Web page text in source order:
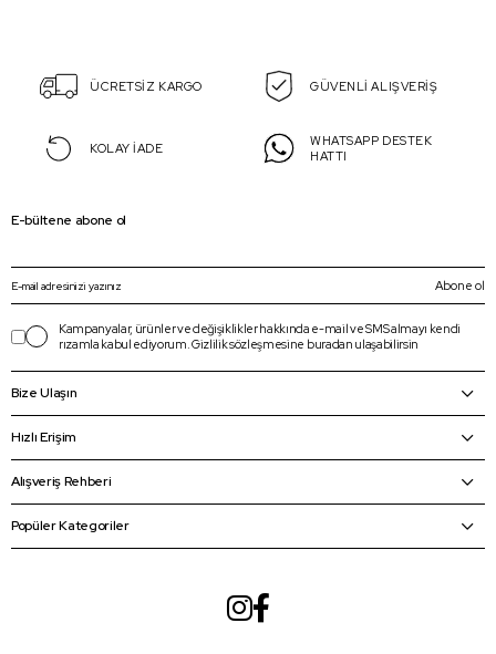
ÜCRETSİZ KARGO GÜVENLİ ALIŞVERİŞ
KOLAY İADE
WHATSAPP DESTEK
HATTI
E-bültene abone ol
Abone ol
Kampanyalar, ürünler ve değişiklikler hakkında e-mail ve SMS almayı kendi
rızamla kabul ediyorum.Gizlilik sözleşmesine buradan ulaşabilirsin
Bize Ulaşın
Hızlı Erişim
Alışveriş Rehberi
Popüler Kategoriler